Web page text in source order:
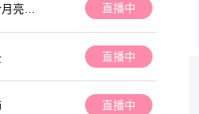
亮泊
直播中
直播中
直播中